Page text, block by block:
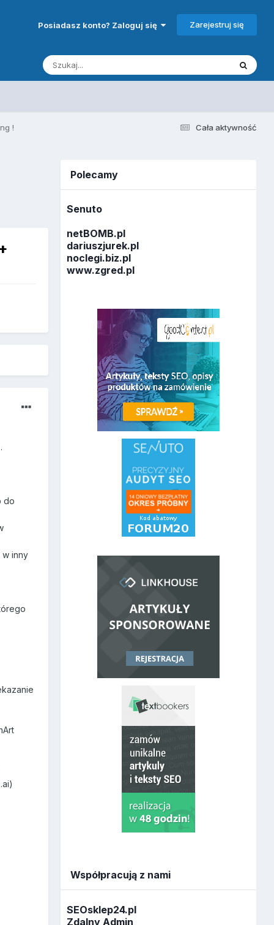
Posiadasz konto? Zaloguj się Zarejestruj się
Cała aktywność
!
do
inny
Polecamy
Senuto
netBOMB.pl
dariuszjurek.pl
noclegi.biz.pl
www.zgred.pl
Współpracują z nami
SEOsklep24.pl
Zdalny Admin